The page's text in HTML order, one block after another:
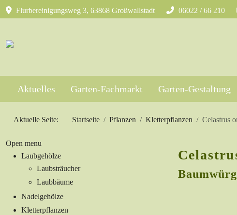
Flurbereinigungsweg 3, 63868 Großwallstadt 06022 / 66 210
Aktuelles Garten-Fachmarkt Garten-Gestaltung
Aktuelle Seite: Startseite Pflanzen Kletterpflanzen Celastrus
Open menu
Laubgehölze
Laubsträucher
Laubbäume
Nadelgehölze
Kletterpflanzen